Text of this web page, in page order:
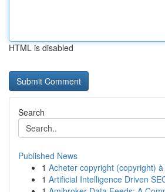
HTML is disabled
Search
Published News
1 Acheter copyright (copyright)
1 Artificial Intelligence Driven